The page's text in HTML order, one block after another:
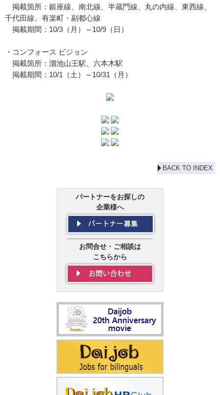
掲載箇所：銀座線、南北線、半蔵門線、丸の内線、東西線、
千代田線、有楽町・副都心線
掲載期間：10/3（月）～10/9（日）
・コンフォース ビジョン
掲載箇所：溜池山王駅、六本木駅
掲載期間：10/1（土）～10/31（月）
BACK TO INDEX
パートナーをお探しの
企業様へ
お問合せ・ご相談は
こちらから